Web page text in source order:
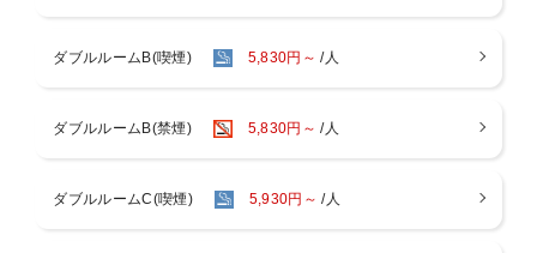
・EV(電気自動車)充電器：4台
※EV充電器をご利用希望の方は、宿泊ご予約時にお電話にて事前連絡
【大浴場2ヶ所/貸切風呂5ヶ所(人工温泉)】
ダブルルームB(喫煙) 5,830円～ /人
ダブルルームB(禁煙) 5,830円～ /人
ダブルルームC(喫煙) 5,930円～ /人